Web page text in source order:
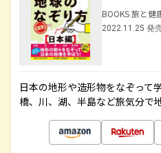
BOOKS 旅と健
2022.11.25 発
日本の地形や造形物をなぞって
橋、川、湖、半島など旅気分で